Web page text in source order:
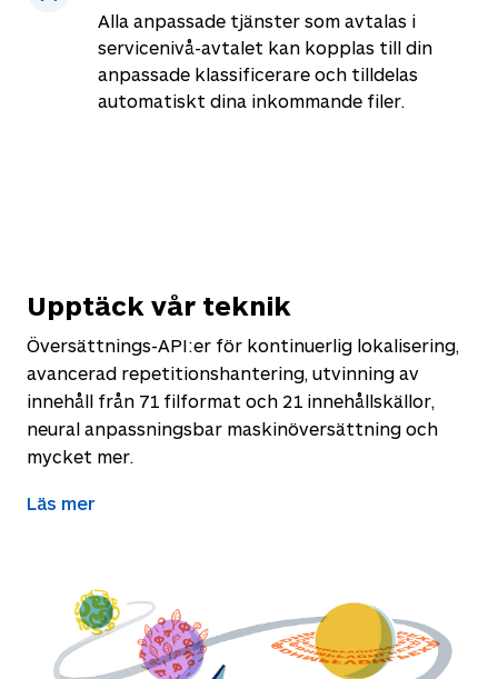
Alla anpassade tjänster som avtalas i
servicenivå-avtalet kan kopplas till din
anpassade klassificerare och tilldelas
automatiskt dina inkommande filer.
Upptäck vår teknik
Översättnings-API:er för kontinuerlig lokalisering,
avancerad repetitionshantering, utvinning av
innehåll från 71 filformat och 21 innehållskällor,
neural anpassningsbar maskinöversättning och
mycket mer.
Läs mer